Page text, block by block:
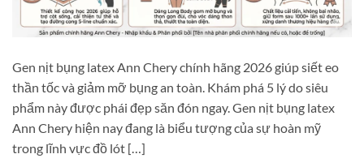
Gen nịt bụng latex Ann Chery chính hãng 2026 giúp siết eo
thần tốc và giảm mỡ bụng an toàn. Khám phá 5 lý do siêu
phẩm này được phái đẹp săn đón ngay. Gen nịt bụng latex
Ann Chery hiện nay đang là biểu tượng của sự hoàn mỹ
trong lĩnh vực đồ lót […]